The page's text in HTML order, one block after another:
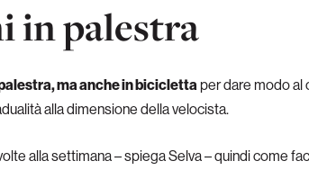
in palestra
ma anche in biciclettaper dare modo al
alla dimensione della velocista.
alla settimana – spiega Selva – quindi come